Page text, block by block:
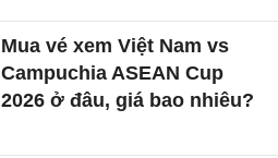
Mua vé xem Việt Nam vs
Campuchia ASEAN Cup
2026 ở đâu, giá bao nhiêu?